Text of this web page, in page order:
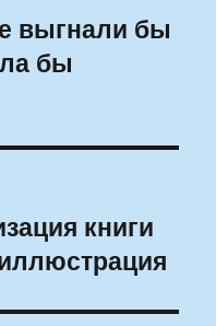
выгнали бы
бы
книги